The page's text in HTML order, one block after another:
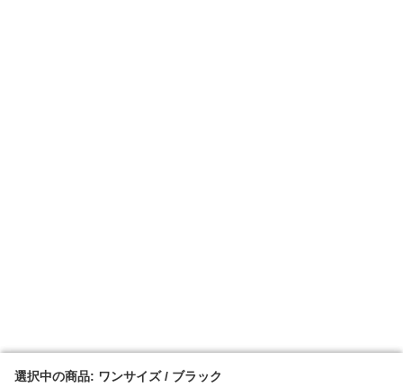
選択中の商品: ワンサイズ / ブラック
選択中の商品: ワンサイズ / ブラック